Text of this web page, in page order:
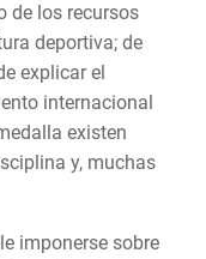
de los recursos
deportiva; de
explicar el
internacional
existen
y, muchas
imponerse sobre